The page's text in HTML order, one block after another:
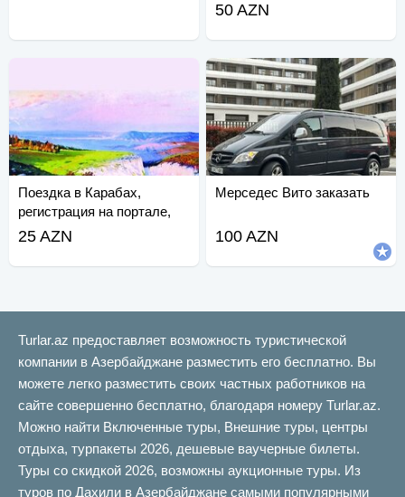
50 AZN
Поездка в Карабах,
регистрация на портале,
транспорт.
25 AZN
Мерседес Вито заказать
100 AZN
Turlar.az предоставляет возможность туристической
компании в Азербайджане разместить его бесплатно. Вы
можете легко разместить своих частных работников на
сайте совершенно бесплатно, благодаря номеру Turlar.az.
Можно найти Включенные туры, Внешние туры, центры
отдыха, турпакеты 2026, дешевые ваучерные билеты.
Туры со скидкой 2026, возможны аукционные туры. Из
туров по Дахили в Азербайджане самыми популярными